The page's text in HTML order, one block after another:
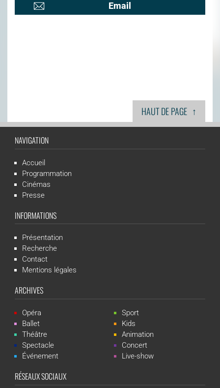
Email
HAUT DE PAGE ↑
NAVIGATION
Accueil
Programmation
Cinémas
Presse
INFORMATIONS
Présentation
Recherche
Contact
Mentions légales
ARCHIVES
Opéra
Ballet
Théâtre
Spectacle
Événement
Sport
Kids
Animation
Concert
Live-show
RÉSEAUX SOCIAUX